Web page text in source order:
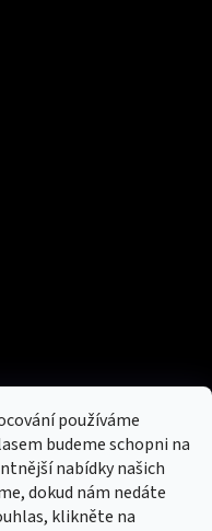
používáme
budeme schopni na
nabídky našich
dokud nám nedáte
klikněte na